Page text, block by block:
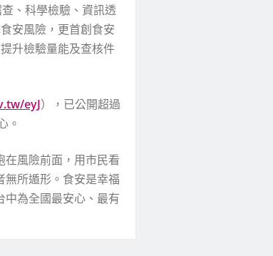
、科學檢驗、資訊透
安風險，更首創食安
升檢驗量能及查核件
eyJ），已公開超過
。
風險前面，用市民看
所遁形。食安是幸福
為全國最安心、最有